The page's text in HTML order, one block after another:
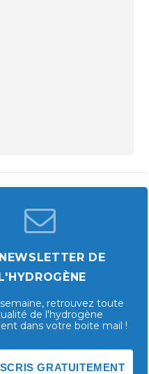
DE
L'HYDROGÈNE
retrouvez toute
de l'hydrogène
dans votre boite mail !
GRATUITEMENT